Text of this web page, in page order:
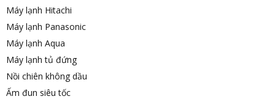
Máy lạnh Hitachi
Máy lạnh Panasonic
Máy lạnh Aqua
Máy lạnh tủ đứng
Nồi chiên không dầu
Ấm đun siêu tốc